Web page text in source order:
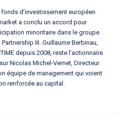
fonds d’investissement européen
a conclu un accord pour
minoritaire dans le groupe
III. Guillaume Berbinau,
depuis 2008, reste l'actionnaire
Nicolas Michel-Vernet, Directeur
équipe de management qui voient
renforcée au capital.